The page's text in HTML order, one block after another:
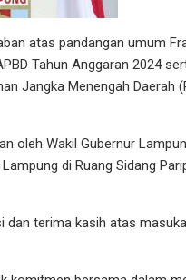
atas pandangan umum
Tahun Anggaran 2024
Jangka Menengah Daerah
oleh Wakil Gubernur
di Ruang Sidang
terima kasih atas